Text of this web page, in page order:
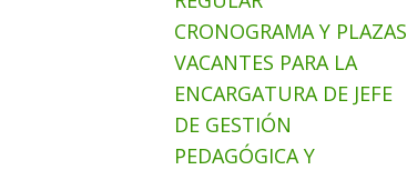
CRONOGRAMA Y PLAZAS
VACANTES PARA LA
ENCARGATURA DE JEFE
DE GESTIÓN
PEDAGÓGICA Y